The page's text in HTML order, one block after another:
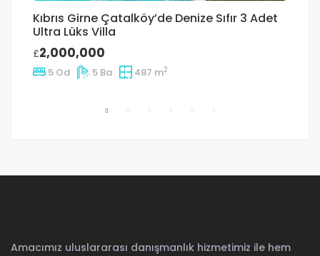
Kıbrıs Girne Çatalköy’de Denize Sıfır 3 Adet
Ultra Lüks Villa
£2,000,000
5 Od 5 Ba 487 m2
Amacımız uluslararası danışmanlık hizmetimiz ile hem